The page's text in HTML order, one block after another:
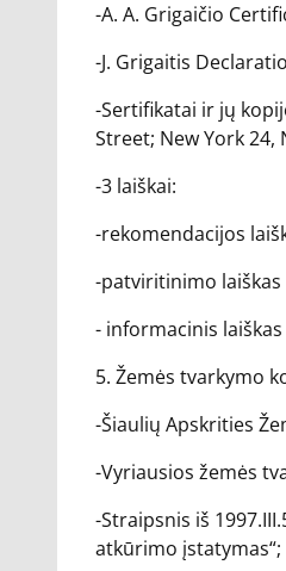
-A. A. Grigaičio
-J. Grigaitis
-Sertifikatai ir jų
Street; New York
-3 laiškai:
-rekomendacijos
-patviritinimo laiškas
- informacinis
5. Žemės tvarkymo
-Šiaulių Apskrities
-Vyriausios žemės
-Straipsnis iš
atkūrimo įstatymas“;